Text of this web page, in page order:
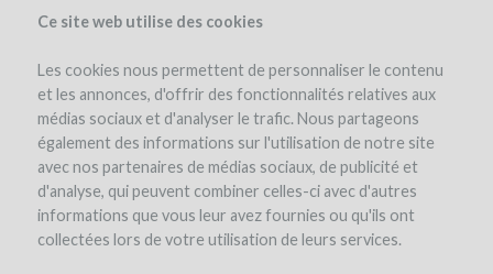
Ce site web utilise des cookies
Les cookies nous permettent de personnaliser le contenu
et les annonces, d'offrir des fonctionnalités relatives aux
médias sociaux et d'analyser le trafic. Nous partageons
également des informations sur l'utilisation de notre site
avec nos partenaires de médias sociaux, de publicité et
d'analyse, qui peuvent combiner celles-ci avec d'autres
informations que vous leur avez fournies ou qu'ils ont
collectées lors de votre utilisation de leurs services.
the project estate project details expert opinion pay-back in wine